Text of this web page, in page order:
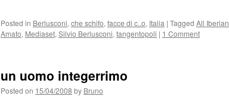
Posted in Berlusconi, che schifo, facce di c..o, Italia | Tagged All Iberian
Amato, Mediaset, Silvio Berlusconi, tangentopoli | 1 Comment
un uomo integerrimo
Posted on 15/04/2008 by Bruno